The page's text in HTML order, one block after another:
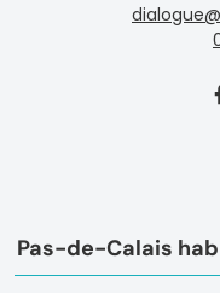
Pas-de-Calais